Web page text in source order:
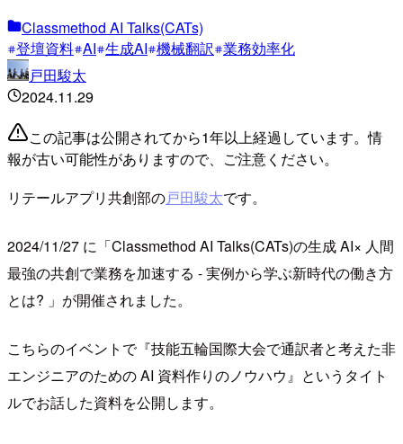
Classmethod AI Talks(CATs)
登壇資料 AI 生成AI 機械翻訳 業務効率化
戸田駿太
2024.11.29
この記事は公開されてから1年以上経過しています。情
報が古い可能性がありますので、ご注意ください。
リテールアプリ共創部の戸田駿太です。
2024/11/27 に「Classmethod AI Talks(CATs)の生成 AI× 人間
最強の共創で業務を加速する - 実例から学ぶ新時代の働き方
とは? 」が開催されました。
こちらのイベントで『技能五輪国際大会で通訳者と考えた非
エンジニアのための AI 資料作りのノウハウ』というタイト
ルでお話した資料を公開します。